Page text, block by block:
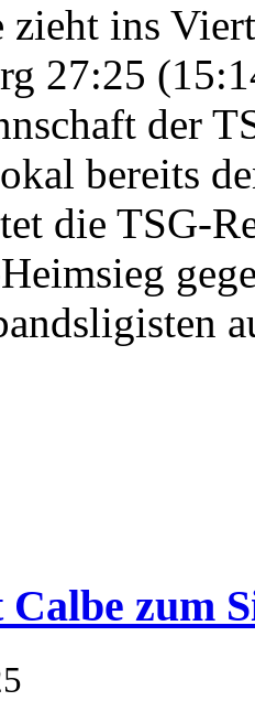
zieht ins
27:25
der
bereits
die TSG-
zum